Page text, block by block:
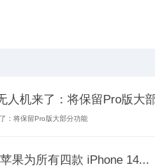
人机来了：将保留Pro版大
：将保留Pro版大部分功能
果为所有四款 iPhone 14...